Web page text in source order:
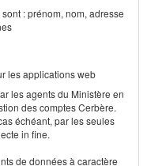
: prénom, nom, adresse
les applications web
les agents du Ministère en
des comptes Cerbère.
échéant, par les seules
in fine.
de données à caractère